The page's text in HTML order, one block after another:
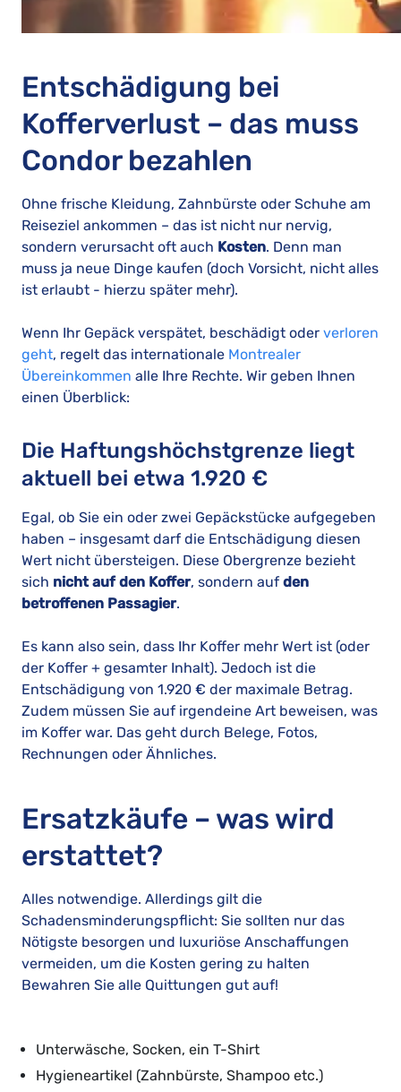
Entschädigung bei
Kofferverlust – das muss
Condor bezahlen
Ohne frische Kleidung, Zahnbürste oder Schuhe am
Reiseziel ankommen – das ist nicht nur nervig,
sondern verursacht oft auch Kosten. Denn man
muss ja neue Dinge kaufen (doch Vorsicht, nicht alles
ist erlaubt - hierzu später mehr).
Wenn Ihr Gepäck verspätet, beschädigt oder verloren
geht, regelt das internationale Montrealer
Übereinkommen alle Ihre Rechte. Wir geben Ihnen
einen Überblick:
Die Haftungshöchstgrenze liegt
aktuell bei etwa 1.920 €
Egal, ob Sie ein oder zwei Gepäckstücke aufgegeben
haben – insgesamt darf die Entschädigung diesen
Wert nicht übersteigen. Diese Obergrenze bezieht
sich nicht auf den Koffer, sondern auf den
betroffenen Passagier.
Es kann also sein, dass Ihr Koffer mehr Wert ist (oder
der Koffer + gesamter Inhalt). Jedoch ist die
Entschädigung von 1.920 € der maximale Betrag.
Zudem müssen Sie auf irgendeine Art beweisen, was
im Koffer war. Das geht durch Belege, Fotos,
Rechnungen oder Ähnliches.
Ersatzkäufe – was wird
erstattet?
Alles notwendige. Allerdings gilt die
Schadensminderungspflicht: Sie sollten nur das
Nötigste besorgen und luxuriöse Anschaffungen
vermeiden, um die Kosten gering zu halten
Bewahren Sie alle Quittungen gut auf!
Unterwäsche, Socken, ein T-Shirt
Hygieneartikel (Zahnbürste, Shampoo etc.)